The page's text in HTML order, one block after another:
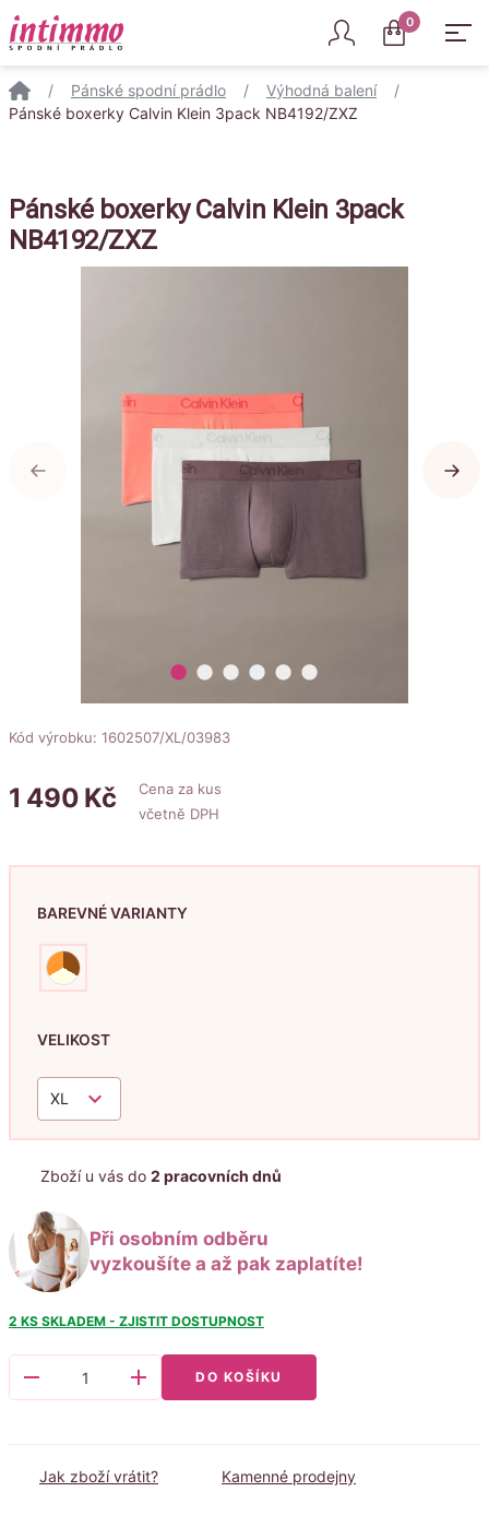
Intimmo 0
/ Pánské spodní prádlo / Výhodná balení
/
Pánské boxerky Calvin Klein 3pack NB4192/ZXZ
Pánské boxerky Calvin Klein 3pack
NB4192/ZXZ
lens lens lens lens lens lens
Kód výrobku: 1602507/XL/03983
1 490 Kč
Cena za kus
včetně DPH
BAREVNÉ VARIANTY
VELIKOST
XL keyboard_arrow_down
Zboží u vás do 2 pracovních dnů
Při osobním odběru
vyzkoušíte a až pak zaplatíte!
2 KS SKLADEM - ZJISTIT DOSTUPNOST
remove add DO KOŠÍKU
Jak zboží vrátit? Kamenné prodejny